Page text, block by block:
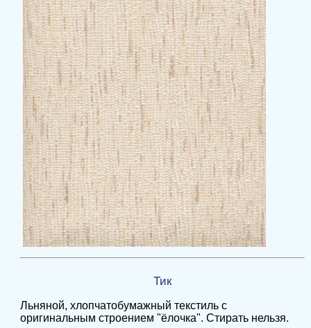
Тик
Льняной, хлопчатобумажный текстиль с
оригинальным строением "ёлочка". Стирать нельзя.